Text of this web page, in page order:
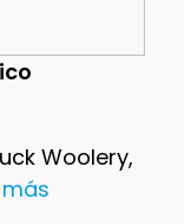
Woolery,
más